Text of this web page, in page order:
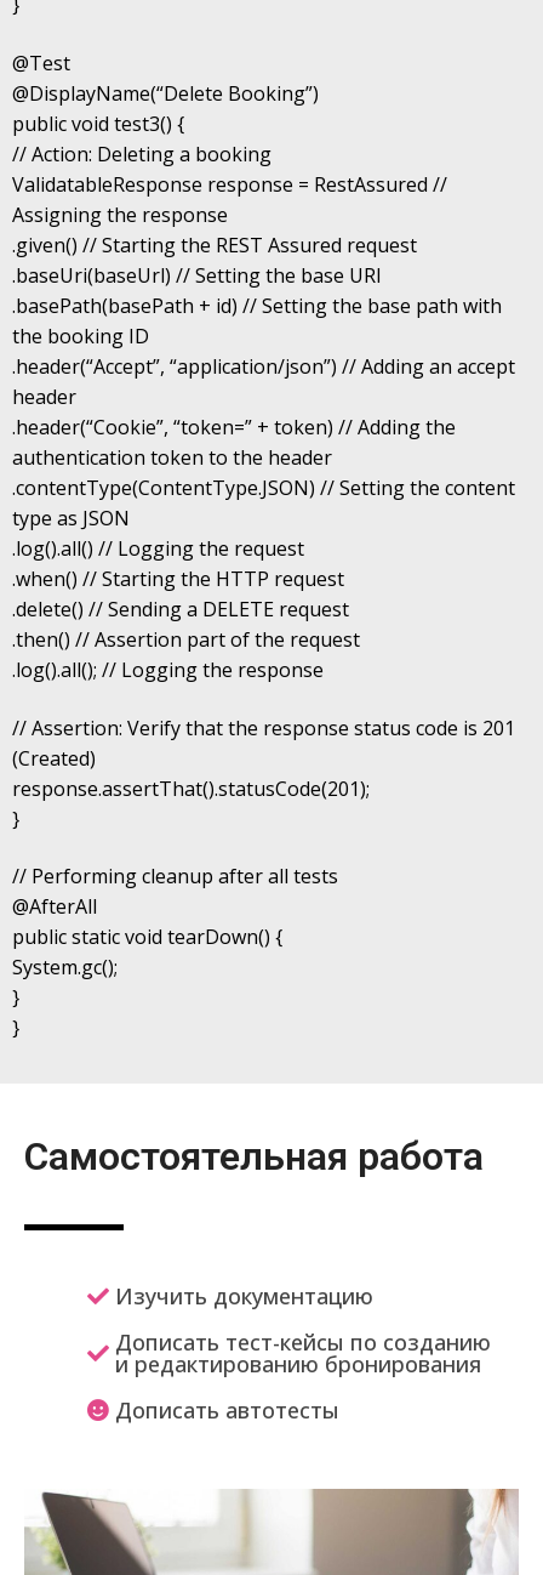
}
@Test
@DisplayName(“Delete Booking”)
public void test3() {
// Action: Deleting a booking
ValidatableResponse response = RestAssured //
Assigning the response
.given() // Starting the REST Assured request
.baseUri(baseUrl) // Setting the base URI
.basePath(basePath + id) // Setting the base path with
the booking ID
.header(“Accept”, “application/json”) // Adding an accept
header
.header(“Cookie”, “token=” + token) // Adding the
authentication token to the header
.contentType(ContentType.JSON) // Setting the content
type as JSON
.log().all() // Logging the request
.when() // Starting the HTTP request
.delete() // Sending a DELETE request
.then() // Assertion part of the request
.log().all(); // Logging the response
// Assertion: Verify that the response status code is 201
(Created)
response.assertThat().statusCode(201);
}
// Performing cleanup after all tests
@AfterAll
public static void tearDown() {
System.gc();
}
}
Самостоятельная работа
Изучить документацию
Дописать тест-кейсы по созданию
и редактированию бронирования
Дописать автотесты